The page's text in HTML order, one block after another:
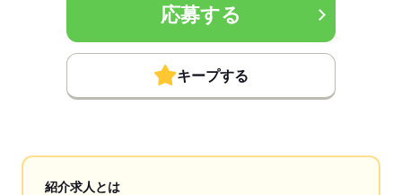
応募する
キープする
紹介求人とは